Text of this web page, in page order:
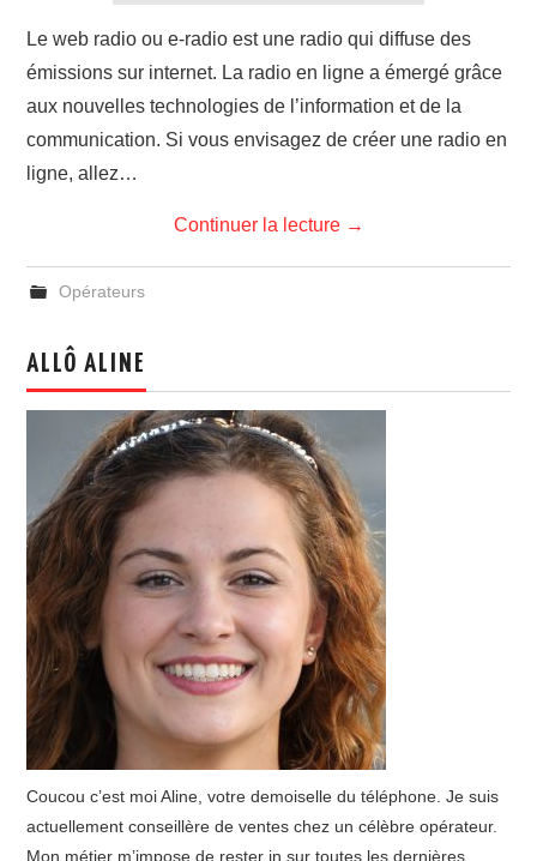
Le web radio ou e-radio est une radio qui diffuse des
émissions sur internet. La radio en ligne a émergé grâce
aux nouvelles technologies de l’information et de la
communication. Si vous envisagez de créer une radio en
ligne, allez…
Continuer la lecture →
Opérateurs
ALLÔ ALINE
Coucou c’est moi Aline, votre demoiselle du téléphone. Je suis
actuellement conseillère de ventes chez un célèbre opérateur.
Mon métier m’impose de rester in sur toutes les dernières